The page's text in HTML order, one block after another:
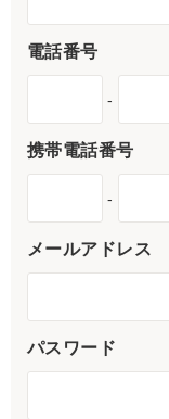
電話番号
-
携帯電話番号
-
メールアドレス
パスワード